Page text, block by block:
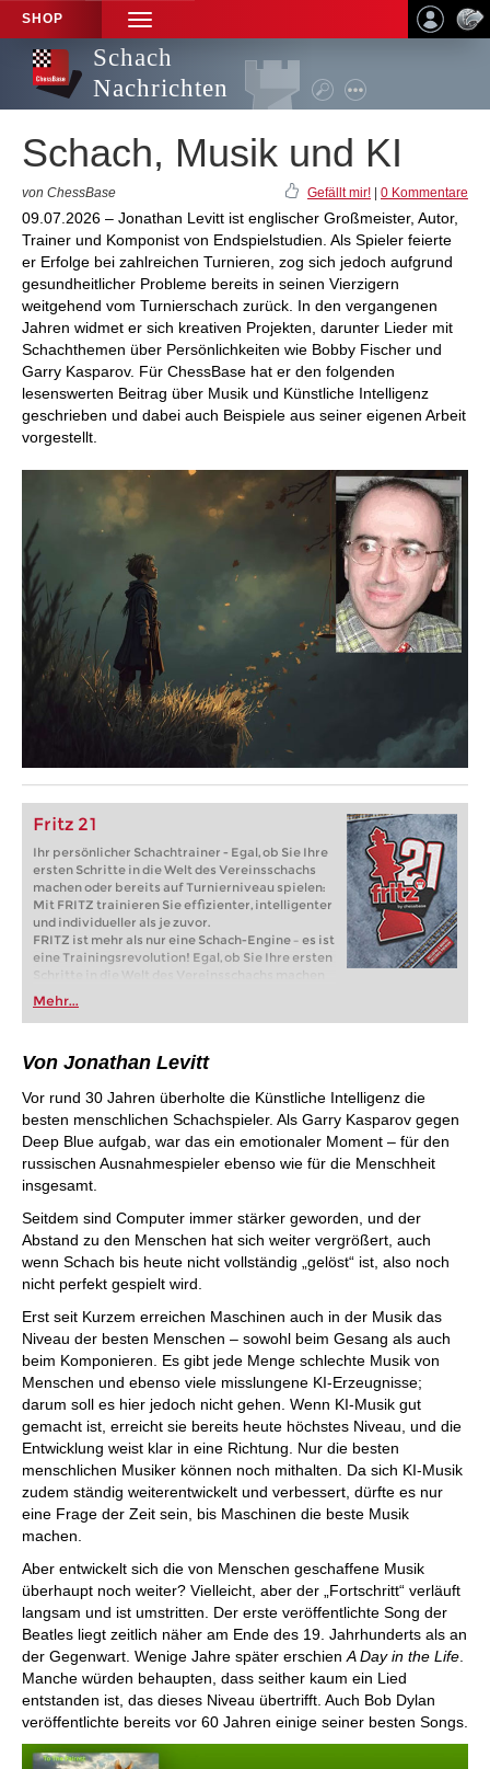
SHOP
TOGGLE
NAVIGATION
Schach
Nachrichten
Schach, Musik und KI
von ChessBase Gefällt mir! 0 Kommentare
09.07.2026 – Jonathan Levitt ist englischer Großmeister, Autor,
Trainer und Komponist von Endspielstudien. Als Spieler feierte
er Erfolge bei zahlreichen Turnieren, zog sich jedoch aufgrund
gesundheitlicher Probleme bereits in seinen Vierzigern
weitgehend vom Turnierschach zurück. In den vergangenen
Jahren widmet er sich kreativen Projekten, darunter Lieder mit
Schachthemen über Persönlichkeiten wie Bobby Fischer und
Garry Kasparov. Für ChessBase hat er den folgenden
lesenswerten Beitrag über Musik und Künstliche Intelligenz
geschrieben und dabei auch Beispiele aus seiner eigenen Arbeit
vorgestellt.
Fritz 21
Ihr persönlicher Schachtrainer - Egal, ob Sie Ihre
ersten Schritte in die Welt des Vereinsschachs
machen oder bereits auf Turnierniveau spielen:
Mit FRITZ trainieren Sie effizienter, intelligenter
und individueller als je zuvor.
FRITZ ist mehr als nur eine Schach-Engine – es ist
eine Trainingsrevolution! Egal, ob Sie Ihre ersten
Schritte in die Welt des Vereinsschachs machen
oder bereits auf Turnierniveau spielen: Mit
FRITZ trainieren Sie effizienter, intelligenter und
individueller als je zuvor.
Mehr...
Von Jonathan Levitt
Vor rund 30 Jahren überholte die Künstliche Intelligenz die
besten menschlichen Schachspieler. Als Garry Kasparov gegen
Deep Blue aufgab, war das ein emotionaler Moment – für den
russischen Ausnahmespieler ebenso wie für die Menschheit
insgesamt.
Seitdem sind Computer immer stärker geworden, und der
Abstand zu den Menschen hat sich weiter vergrößert, auch
wenn Schach bis heute nicht vollständig „gelöst“ ist, also noch
nicht perfekt gespielt wird.
Erst seit Kurzem erreichen Maschinen auch in der Musik das
Niveau der besten Menschen – sowohl beim Gesang als auch
beim Komponieren. Es gibt jede Menge schlechte Musik von
Menschen und ebenso viele misslungene KI-Erzeugnisse;
darum soll es hier jedoch nicht gehen. Wenn KI-Musik gut
gemacht ist, erreicht sie bereits heute höchstes Niveau, und die
Entwicklung weist klar in eine Richtung. Nur die besten
menschlichen Musiker können noch mithalten. Da sich KI-Musik
zudem ständig weiterentwickelt und verbessert, dürfte es nur
eine Frage der Zeit sein, bis Maschinen die beste Musik
machen.
Aber entwickelt sich die von Menschen geschaffene Musik
überhaupt noch weiter? Vielleicht, aber der „Fortschritt“ verläuft
langsam und ist umstritten. Der erste veröffentlichte Song der
Beatles liegt zeitlich näher am Ende des 19. Jahrhunderts als an
der Gegenwart. Wenige Jahre später erschien A Day in the Life
Manche würden behaupten, dass seither kaum ein Lied
entstanden ist, das dieses Niveau übertrifft. Auch Bob Dylan
veröffentlichte bereits vor 60 Jahren einige seiner besten Songs.